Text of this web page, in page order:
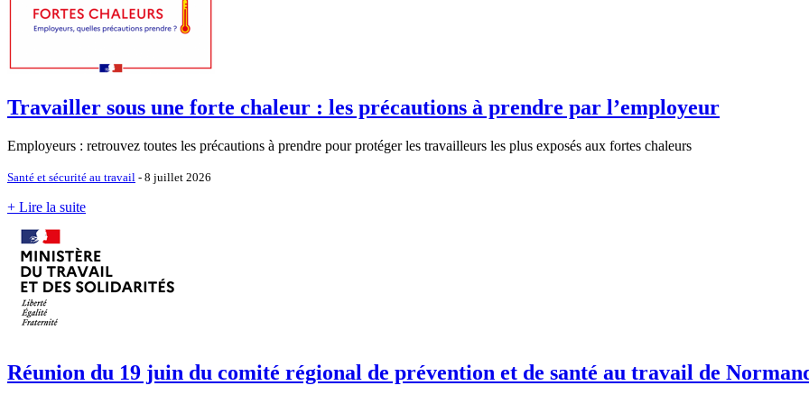
Travailler sous une forte chaleur : les précautions à prendre par l’employeur
Employeurs : retrouvez toutes les précautions à prendre pour protéger les travailleurs les plus exposés aux fortes chaleurs
Santé et sécurité au travail - 8 juillet 2026
+ Lire la suite
Réunion du 19 juin du comité régional de prévention et de santé au travail de